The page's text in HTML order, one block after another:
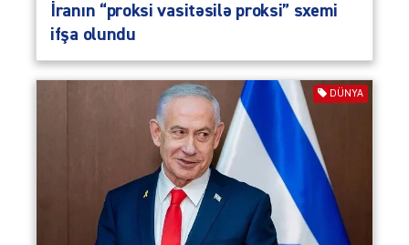
İranın “proksi vasitəsilə proksi” sxemi
ifşa olundu
DÜNYA